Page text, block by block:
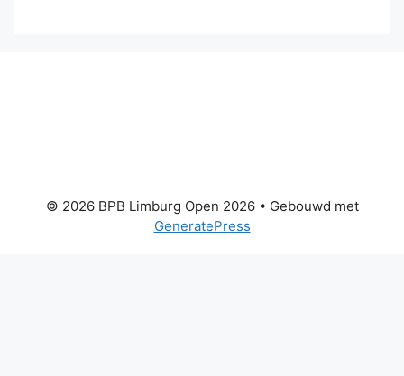
© 2026 BPB Limburg Open 2026• Gebouwd met
GeneratePress